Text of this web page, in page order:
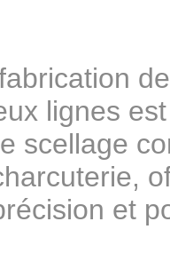
lignes
scellage
et